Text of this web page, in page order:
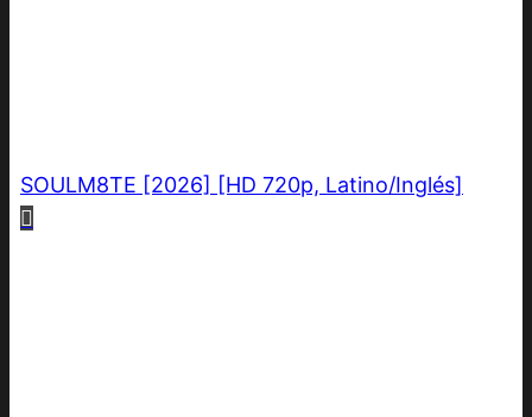
SOULM8TE [2026] [HD 720p, Latino/Inglés]